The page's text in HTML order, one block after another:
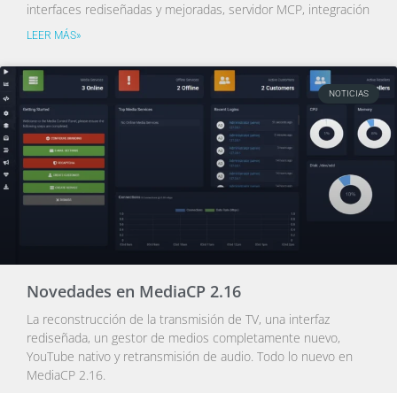
interfaces rediseñadas y mejoradas, servidor MCP, integración
LEER MÁS»
NOTICIAS
Novedades en MediaCP 2.16
La reconstrucción de la transmisión de TV, una interfaz
rediseñada, un gestor de medios completamente nuevo,
YouTube nativo y retransmisión de audio. Todo lo nuevo en
MediaCP 2.16.